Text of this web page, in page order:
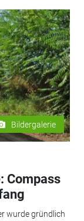
Bildergalerie
Compass
wurde gründlich